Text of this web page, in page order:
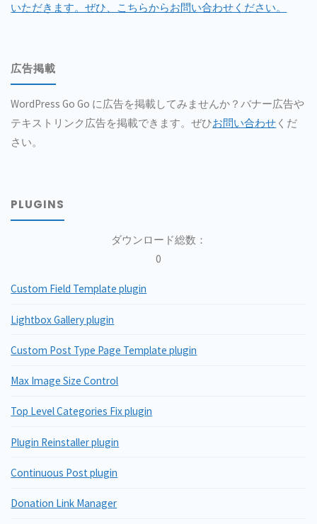
いただきます。ぜひ、こちらからお問い合わせください。
広告掲載
WordPress Go Go に広告を掲載してみませんか？バナー広告や
テキストリンク広告を掲載できます。ぜひお問い合わせ くだ
さい。
PLUGINS
ダウンロード総数：
0
Custom Field Template plugin
Lightbox Gallery plugin
Custom Post Type Page Template plugin
Max Image Size Control
Top Level Categories Fix plugin
Plugin Reinstaller plugin
Continuous Post plugin
Donation Link Manager